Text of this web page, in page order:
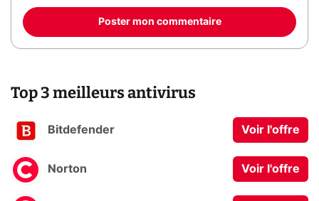
Poster mon commentaire
Top 3 meilleurs antivirus
Bitdefender Voir l'offre
Norton Voir l'offre